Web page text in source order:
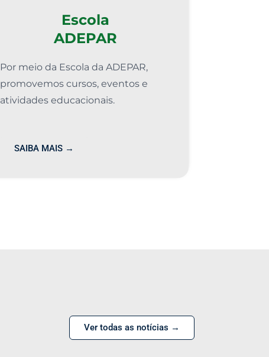
Escola
ADEPAR
Por meio da Escola da ADEPAR,
promovemos cursos, eventos e
atividades educacionais.
SAIBA MAIS →
Ver todas as notícias →